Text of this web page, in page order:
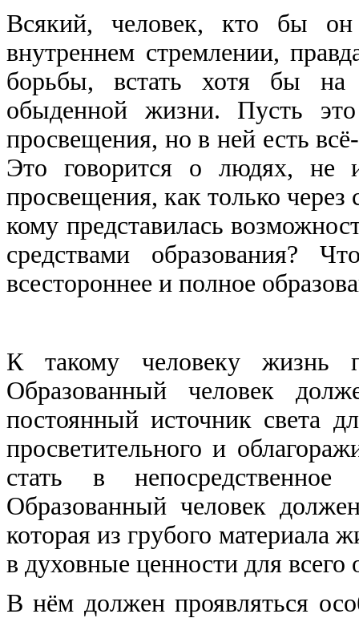
Всякий, человек, кто бы
внутреннем стремлении,
борьбы, встать хотя бы на
обыденной жизни. Пусть
просвещения, но в ней есть
Это говорится о людях, не
просвещения, как только через
кому представилась
средствами образования?
всестороннее и полное
К такому человеку жизнь
Образованный человек
постоянный источник света
просветительного и
стать в
Образованный человек
которая из грубого материала
в духовные ценности для всего
В нём должен проявляться